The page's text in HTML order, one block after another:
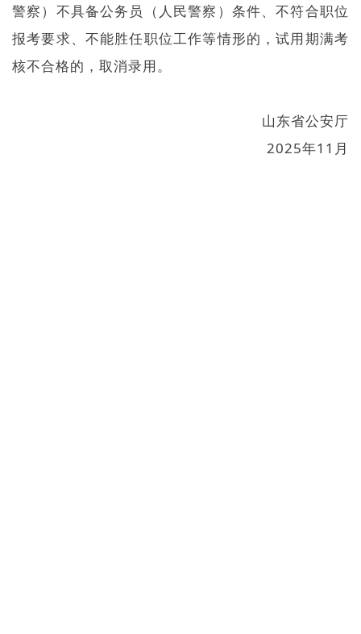
警察）不具备公务员（人民警察）条件、不符合职位
报考要求、不能胜任职位工作等情形的，试用期满考
核不合格的，取消录用。
山东省公安厅
2025年11月